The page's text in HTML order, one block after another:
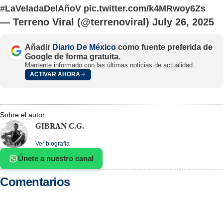
#LaVeladaDelAñoV pic.twitter.com/k4MRwoy6Zs
— Terreno Viral (@terrenoviral) July 26, 2025
Añadir Diario De México como fuente preferida de
Google de forma gratuita.
Mantente informado con las últimas noticias de actualidad.
ACTIVAR AHORA
Sobre el autor
GIBRAN C.G.
Ver biografía
Únete a nuestro canal
Comentarios